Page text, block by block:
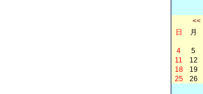
<<
日
月
4
5
11
12
18
19
25
26